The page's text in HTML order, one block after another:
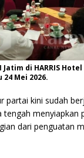
Jatim di HARRIS
Mei 2026.
partai kini sudah
tengah menyiapkan
dari penguatan